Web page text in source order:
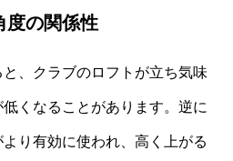
度の関係性
、クラブのロフトが立ち気味
くなることがあります。逆に
り有効に使われ、高く上がる